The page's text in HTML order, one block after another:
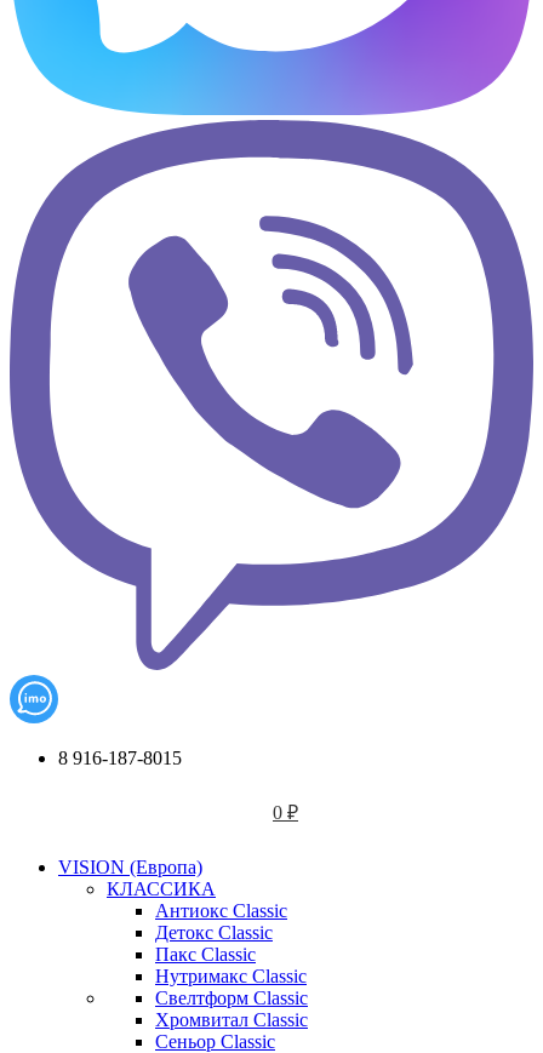
8 916-187-8015
0 ₽
VISION (Европа)
КЛАССИКА
Антиокс Classic
Детокс Classic
Пакс Classic
Нутримакс Classic
Свелтформ Classic
Хромвитал Classic
Сеньор Classic